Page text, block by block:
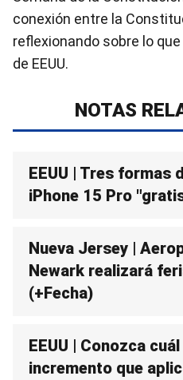
conexión entre la
reflexionando sobre lo
de EEUU.
NOTAS
EEUU | Tres formas
iPhone 15 Pro
Nueva Jersey |
Newark realizará
(+Fecha)
EEUU | Conozca
incremento que